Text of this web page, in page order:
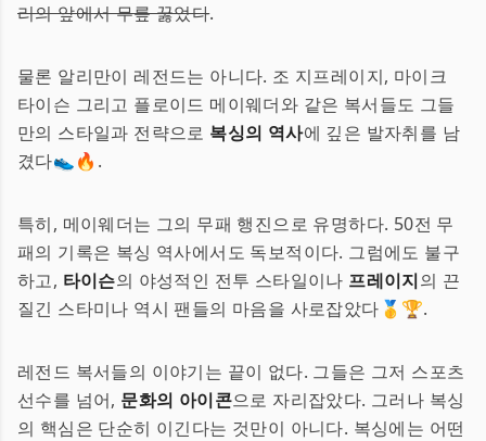
리의 앞에서 무릎 꿇었다.
물론 알리만이 레전드는 아니다. 조 지프레이지, 마이크
타이슨 그리고 플로이드 메이웨더와 같은 복서들도 그들
만의 스타일과 전략으로 복싱의 역사에 깊은 발자취를 남
겼다👟🔥.
특히, 메이웨더는 그의 무패 행진으로 유명하다. 50전 무
패의 기록은 복싱 역사에서도 독보적이다. 그럼에도 불구
하고, 타이슨의 야성적인 전투 스타일이나 프레이지의 끈
질긴 스타미나 역시 팬들의 마음을 사로잡았다🥇🏆.
레전드 복서들의 이야기는 끝이 없다. 그들은 그저 스포츠
선수를 넘어, 문화의 아이콘으로 자리잡았다. 그러나 복싱
의 핵심은 단순히 이긴다는 것만이 아니다. 복싱에는 어떤